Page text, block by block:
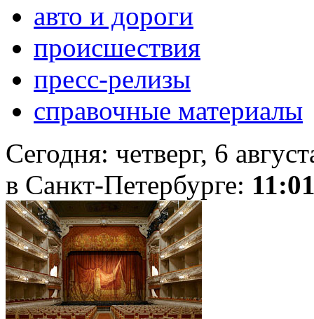
авто и дороги
происшествия
пресс-релизы
справочные материалы
Сегодня: четверг, 6
в Санкт-Петербурге: